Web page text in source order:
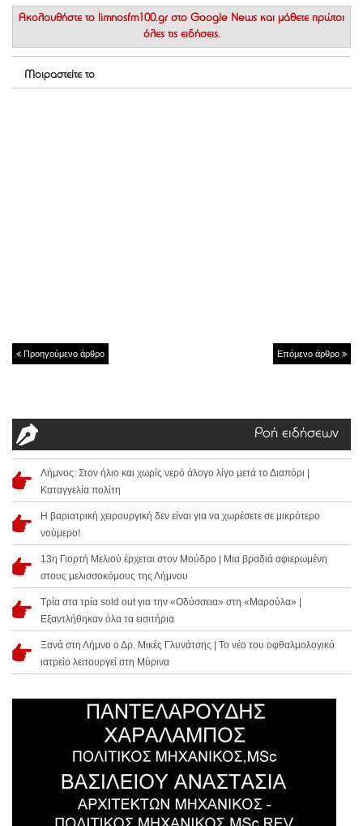
Ακολουθήστε το limnosfm100.gr στο Google News και μάθετε πρώτοι
όλες τις ειδήσεις.
Μοιραστείτε το
Προηγούμενο άρθρο Επόμενο άρθρο
Ροή ειδήσεων
Λήμνος: Στον ήλιο και χωρίς νερό άλογο λίγο μετά το Διαπόρι |
Καταγγελία πολίτη
Η βαριατρική χειρουργική δεν είναι για να χωρέσετε σε μικρότερο
νούμερο!
13η Γιορτή Μελιού έρχεται στον Μούδρο | Μια βραδιά αφιερωμένη
στους μελισσοκόμους της Λήμνου
Τρία στα τρία sold out για την «Οδύσσεια» στη «Μαρούλα» |
Εξαντλήθηκαν όλα τα εισιτήρια
Ξανά στη Λήμνο ο Δρ. Μικές Γλυνάτσης | Το νέο του οφθαλμολογικό
ιατρείο λειτουργεί στη Μύρινα